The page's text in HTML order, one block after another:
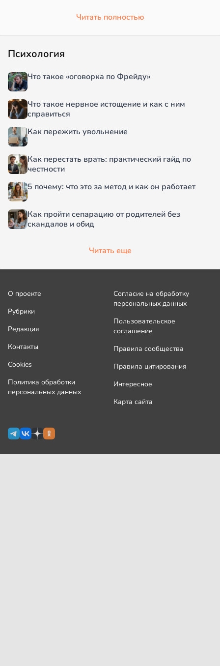
Читать полностью
Психология
Что такое «оговорка по Фрейду»
Что такое нервное истощение и как с ним
справиться
Как пережить увольнение
Как перестать врать: практический гайд по
честности
5 почему: что это за метод и как он работает
Как пройти сепарацию от родителей без
скандалов и обид
Читать еще
О проекте
Рубрики
Редакция
Контакты
Cookies
Политика обработки
персональных данных
Согласие на обработку
персональных данных
Пользовательское
соглашение
Правила сообщества
Правила цитирования
Интересное
Карта сайта